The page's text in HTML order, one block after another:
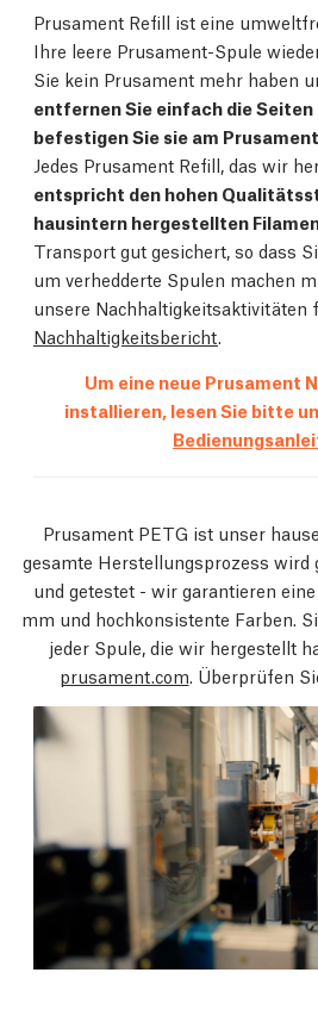
Prusament Refill ist eine
Ihre leere Prusament-Spule
Sie kein Prusament mehr haben
entfernen Sie einfach die Seiten
befestigen Sie sie am
Jedes Prusament Refill, das wir
entspricht den hohen
hausintern hergestellten
Transport gut gesichert, so dass
um verhedderte Spulen machen
unsere Nachhaltigkeitsaktivitäten
Nachhaltigkeitsbericht.
Um eine neue Prusament
installieren, lesen Sie bitte
Prusament PETG ist unser
gesamte Herstellungsprozess wird
und getestet - wir garantieren
mm und hochkonsistente Farben.
jeder Spule, die wir hergestellt
prusament.com. Überprüfen